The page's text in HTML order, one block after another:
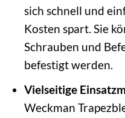
sich schnell und
Kosten spart. Sie
Schrauben und
befestigt werden.
Vielseitige
Weckman